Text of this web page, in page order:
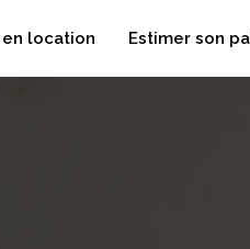
location Estimer son